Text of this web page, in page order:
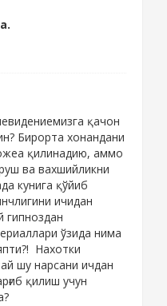
қачон
Бирорта хонандани
қилинадию, аммо
ва вахшийликни
кунига қўйиб
ичидан
ўзида нима
Нахотки
шу нарсани ичдан
қилиш учун